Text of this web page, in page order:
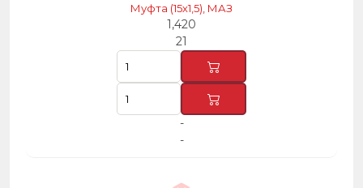
Муфта (15х1,5), МАЗ
1,420
21
-
-